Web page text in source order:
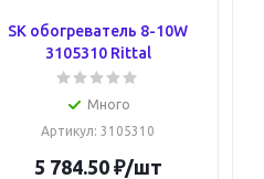
SK обогреватель 8-10W
3105310 Rittal
Много
Артикул: 3105310
5 784.50₽/шт